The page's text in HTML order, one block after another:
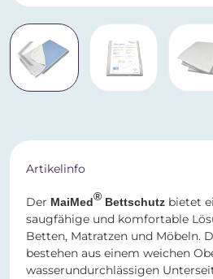
Artikelinfo
Der MaiMed® Bettschutz bietet
saugfähige und komfortable
Betten, Matratzen und Möbeln.
bestehen aus einem weichen
wasserundurchlässigen